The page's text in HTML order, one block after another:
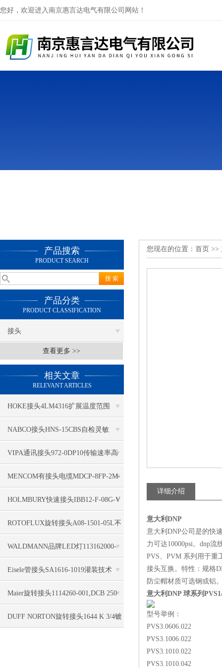
您好，欢迎进入南京惠言达电气有限公司网站！
产品搜索
PRODUCT SEARCH
产品分类
PRODUCT CLASSIFICATION
接头
查看更多 >>
相关文章
RELEVANT ARTICLES
HOKE接头4LM4316扩展温度范围
NABCO接头HNS-15CBS自检灵敏
VIPA通讯接头972-0DP10传输速率高
MENCOM有接头电缆MDCP-8FP-2M-
R-SS明智的选择
HOLMBURY快速接头IBB12-F-08G-V
防止意外断开
ROTOFLUX旋转接头A08-1501-05L不
会被卡住
WALDMANN品牌LED灯113162000-
00662685电缆接头
Eisele管接头SA1616-1019灌装技术
Maier旋转接头1114260-001,DCB 250
K-1可靠
DUFF NORTON旋转接头1644 K 3/4镀
您现在的位置： 首页 >>
详细介绍
意大利DNP
意大利DNP公司是的快
力可达10000psi。dnp
PVS、PVM 系列用于重
接头互换。特性：规格
防尘帽材质可选钢或铝
意大利DNP 球系列
型号举例：
PVS3.0606.022
PVS3.1006.022
PVS3.1010.022
PVS3.1010.042